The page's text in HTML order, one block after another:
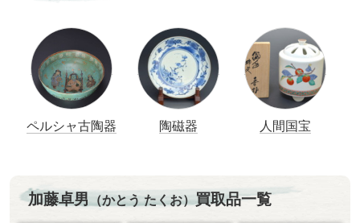
ペルシャ古陶器 陶磁器 人間国宝
加藤卓男（かとう たくお） 買取品一覧